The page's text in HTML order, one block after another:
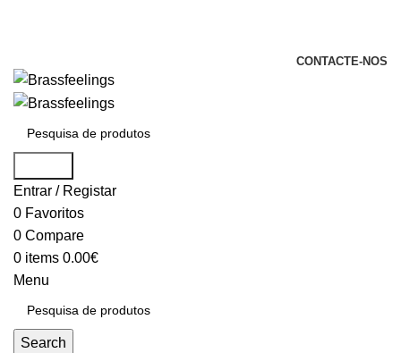
CONTACTE-NOS
Entrar / Registar
0 Favoritos
0 Compare
0 items 0.00€
Menu
Search